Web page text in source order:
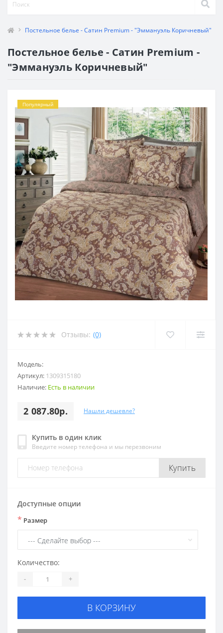
Постельное белье - Сатин Premium - "Эммануэль Коричневый"
Постельное белье - Сатин Premium -
"Эммануэль Коричневый"
Популярный
Отзывы: (0)
Модель:
Артикул: 1309315180
Наличие: Есть в наличии
2 087.80р. Нашли дешевле?
Купить в один клик
Введите номер телефона и мы перезвоним
Купить
Доступные опции
* Размер
Количество:
- +
В КОРЗИНУ